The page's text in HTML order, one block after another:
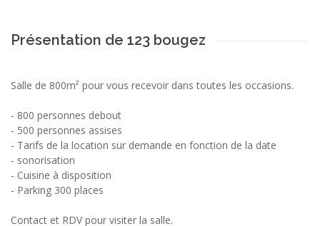
Présentation de 123 bougez
Salle de 800m² pour vous recevoir dans toutes les occasions.
- 800 personnes debout
- 500 personnes assises
- Tarifs de la location sur demande en fonction de la date
- sonorisation
- Cuisine à disposition
- Parking 300 places
Contact et RDV pour visiter la salle.